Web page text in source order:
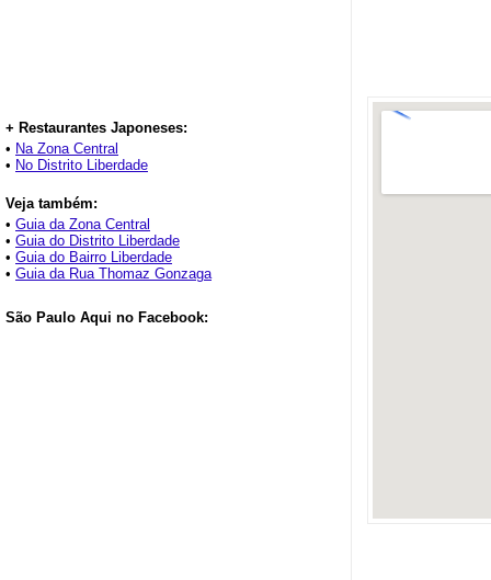
+ Restaurantes Japoneses:
• Na Zona Central
• No Distrito Liberdade
Veja também:
• Guia da Zona Central
• Guia do Distrito Liberdade
• Guia do Bairro Liberdade
• Guia da Rua Thomaz Gonzaga
São Paulo Aqui no Facebook: